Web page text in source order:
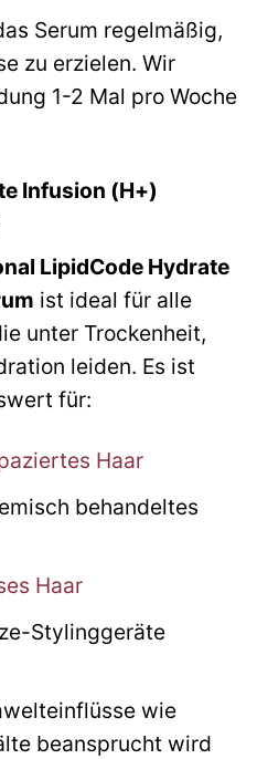
Serum regelmäßig,
zu erzielen. Wir
1-2 Mal pro Woche
Infusion (H+)
LipidCode Hydrate
ist ideal für alle
unter Trockenheit,
leiden. Es ist
für:
Haar
behandeltes
Haar
Stylinggeräte
wie
beansprucht wird